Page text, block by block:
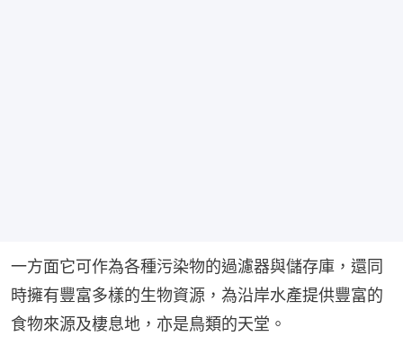
一方面它可作為各種污染物的過濾器與儲存庫，還同
時擁有豐富多樣的生物資源，為沿岸水產提供豐富的
食物來源及棲息地，亦是鳥類的天堂。